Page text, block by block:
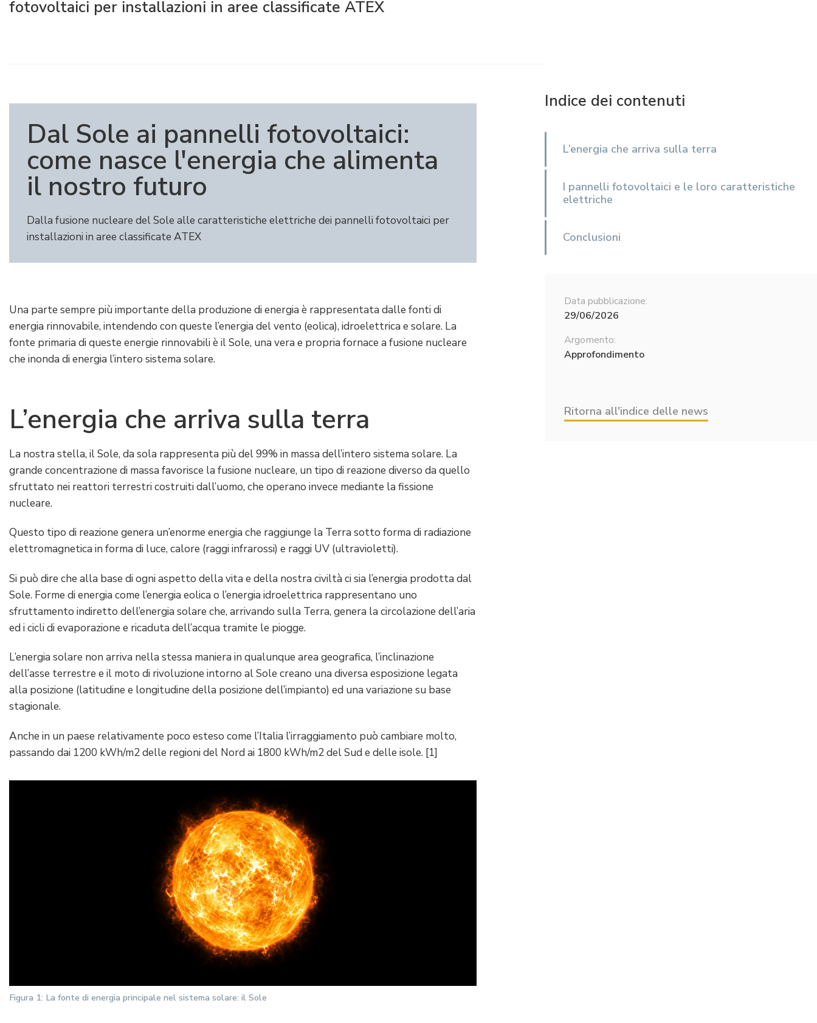
fotovoltaici per installazioni in aree classificate ATEX
Dal Sole ai pannelli fotovoltaici:
come nasce l'energia che alimenta
il nostro futuro
Dalla fusione nucleare del Sole alle caratteristiche elettriche dei pannelli fotovoltaici per
installazioni in aree classificate ATEX
Una parte sempre più importante della produzione di energia è rappresentata dalle fonti di
energia rinnovabile, intendendo con queste l’energia del vento (eolica), idroelettrica e solare. La
fonte primaria di queste energie rinnovabili è il Sole, una vera e propria fornace a fusione nucleare
che inonda di energia l’intero sistema solare.
L’energia che arriva sulla terra
La nostra stella, il Sole, da sola rappresenta più del 99% in massa dell’intero sistema solare. La
grande concentrazione di massa favorisce la fusione nucleare, un tipo di reazione diverso da quello
sfruttato nei reattori terrestri costruiti dall’uomo, che operano invece mediante la fissione
nucleare.
Questo tipo di reazione genera un’enorme energia che raggiunge la Terra sotto forma di radiazione
elettromagnetica in forma di luce, calore (raggi infrarossi) e raggi UV (ultravioletti).
Si può dire che alla base di ogni aspetto della vita e della nostra civiltà ci sia l’energia prodotta dal
Sole. Forme di energia come l’energia eolica o l’energia idroelettrica rappresentano uno
sfruttamento indiretto dell’energia solare che, arrivando sulla Terra, genera la circolazione dell’aria
ed i cicli di evaporazione e ricaduta dell’acqua tramite le piogge.
L’energia solare non arriva nella stessa maniera in qualunque area geografica, l’inclinazione
dell’asse terrestre e il moto di rivoluzione intorno al Sole creano una diversa esposizione legata
alla posizione (latitudine e longitudine della posizione dell’impianto) ed una variazione su base
stagionale.
Anche in un paese relativamente poco esteso come l’Italia l’irraggiamento può cambiare molto,
passando dai 1200 kWh/m2 delle regioni del Nord ai 1800 kWh/m2 del Sud e delle isole. [1]
Figura 1: La fonte di energia principale nel sistema solare: il Sole
Indice dei contenuti
L’energia che arriva sulla terra
I pannelli fotovoltaici e le loro caratteristiche
elettriche
Conclusioni
Data pubblicazione:
29/06/2026
Argomento:
Approfondimento
Ritorna all'indice delle news
Raccorderia elettrica
Serie stagna
Tutti i prodotti
Istruzioni Tecniche
Green Energy
Politica aziendale
Reference list
Certificati aziendali
Interviste e stampa
Gallery e video